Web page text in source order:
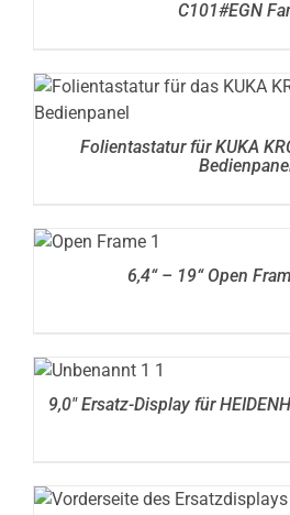
C101#EGN
Folientastatur für KUKA
DETAILS
6,4“ – 19“ Open
DETAILS
9,0″ Ersatz-Display für
DETAILS